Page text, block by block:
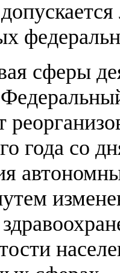
сферы
года со